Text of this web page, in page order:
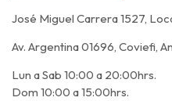
José Miguel Carrera 1527,
Av. Argentina 01696, Coviefi,
Lun a Sab 10:00 a 20:00hrs.
Dom 10:00 a 15:00hrs.